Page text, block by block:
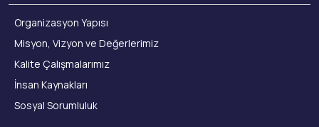
Organizasyon Yapısı
Misyon, Vizyon ve Değerlerimiz
Kalite Çalışmalarımız
İnsan Kaynakları
Sosyal Sorumluluk